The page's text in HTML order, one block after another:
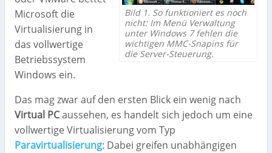
Bild 1. So funktioniert es noch
nicht: Im Menü Verwaltung
unter Windows 7 fehlen die
wichtigen MMC-Snapins für
die Server-Steuerung.
Microsoft die
Virtualisierung in
das vollwertige
Betriebssystem
Windows ein.
Das mag zwar auf den ersten Blick ein wenig nach
Virtual PCaussehen, es handelt sich jedoch um eine
vollwertige Virtualisierung vom Typ
Paravirtualisierung: Dabei greifen unabhängigen